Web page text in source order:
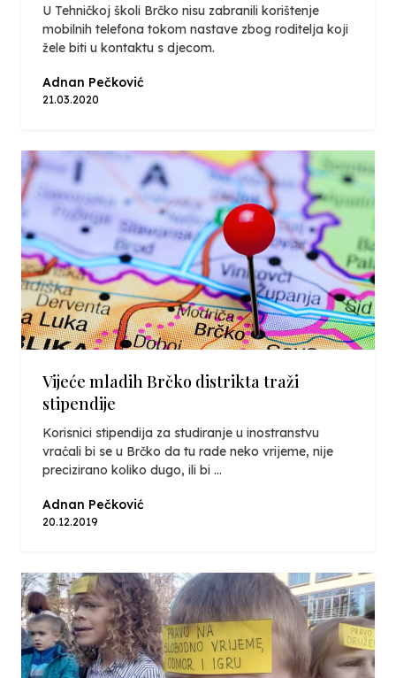
U Tehničkoj školi Brčko nisu zabranili korištenje
mobilnih telefona tokom nastave zbog roditelja koji
žele biti u kontaktu s djecom.
Adnan Pečković
21.03.2020
Vijeće mladih Brčko distrikta traži
stipendije
Korisnici stipendija za studiranje u inostranstvu
vraćali bi se u Brčko da tu rade neko vrijeme, nije
precizirano koliko dugo, ili bi ...
Adnan Pečković
20.12.2019